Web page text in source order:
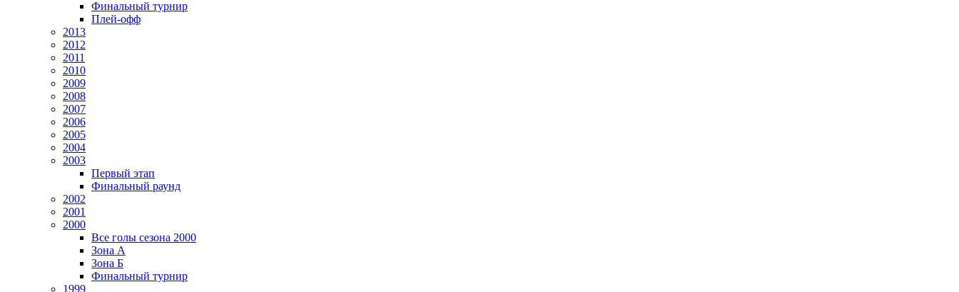
Финальный турнир
Плей-офф
2013
2012
2011
2010
2009
2008
2007
2006
2005
2004
2003
Первый этап
Финальный раунд
2002
2001
2000
Все голы сезона 2000
Зона А
Зона Б
Финальный турнир
1999